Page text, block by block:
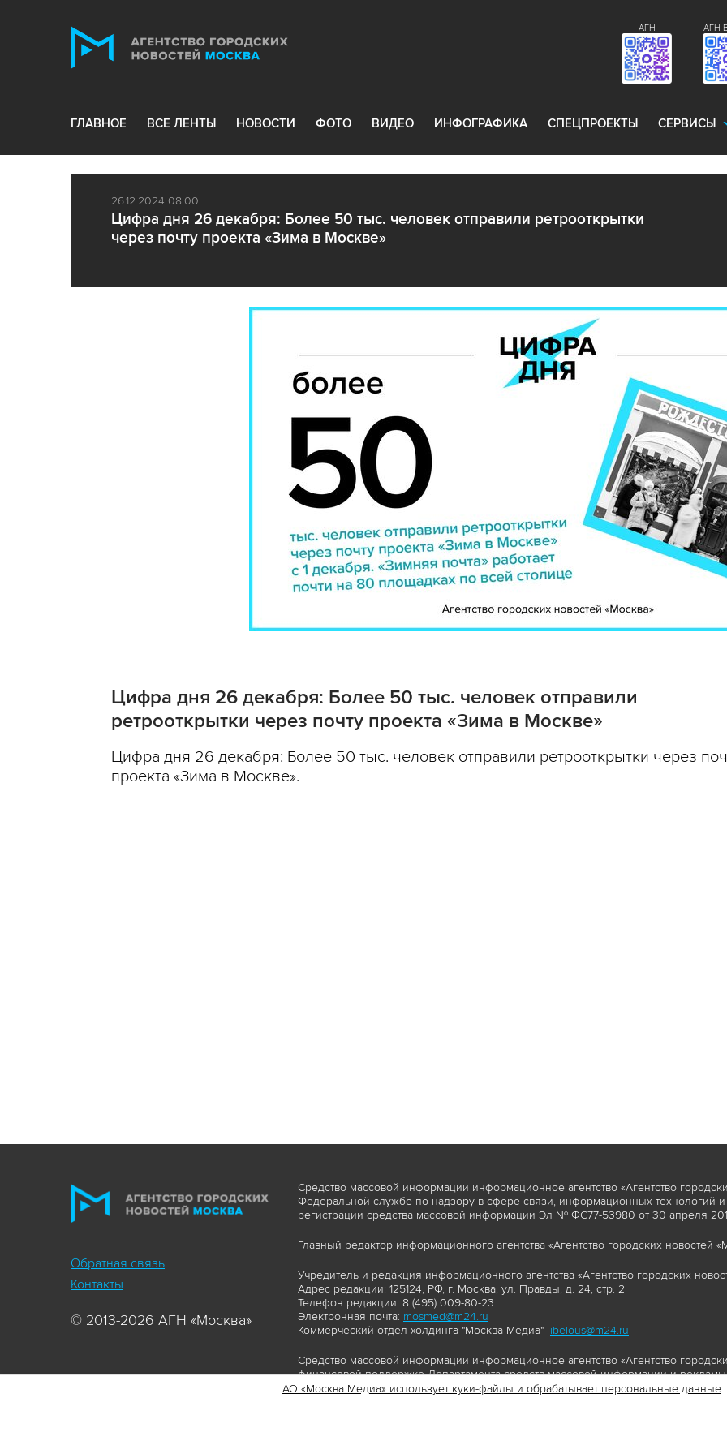
АГН
АГН
ГЛАВНОЕ ВСЕ ЛЕНТЫ НОВОСТИ ФОТО ВИДЕО ИНФОГРАФИКА СПЕЦПРОЕКТЫ СЕРВИСЫ
26.12.2024 08:00
Цифра дня 26 декабря: Более 50 тыс. человек отправили ретрооткрытки
через почту проекта «Зима в Москве»
Цифра дня 26 декабря: Более 50 тыс. человек отправили
ретрооткрытки через почту проекта «Зима в Москве»
Цифра дня 26 декабря: Более 50 тыс. человек отправили ретрооткрытки через
проекта «Зима в Москве».
Обратная связь
Контакты
© 2013-2026 АГН «Москва»
Средство массовой информации информационное агентство «Агентство
Федеральной службе по надзору в сфере связи, информационных технологий
регистрации средства массовой информации Эл № ФС77-53980 от 30 апреля
Главный редактор информационного агентства «Агентство городских новостей
Учредитель и редакция информационного агентства «Агентство городских
Адрес редакции: 125124, РФ, г. Москва, ул. Правды, д. 24, стр. 2
Телефон редакции: 8 (495) 009-80-23
Электронная почта: mosmed@m24.ru
Коммерческий отдел холдинга "Москва Медиа"- ibelous@m24.ru
Средство массовой информации информационное агентство «Агентство
финансовой поддержке Департамента средств массовой информации и
АО «Москва Медиа» использует куки-файлы и обрабатывает персональные данные